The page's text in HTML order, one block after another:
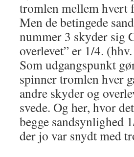
tromlen mellem hvert
Men de betingede
nummer 3 skyder sig
overlevet” er 1/4.
Som udgangspunkt
spinner tromlen hver
andre skyder og
svede. Og her, hvor
begge sandsynlighed
der jo var snydt med